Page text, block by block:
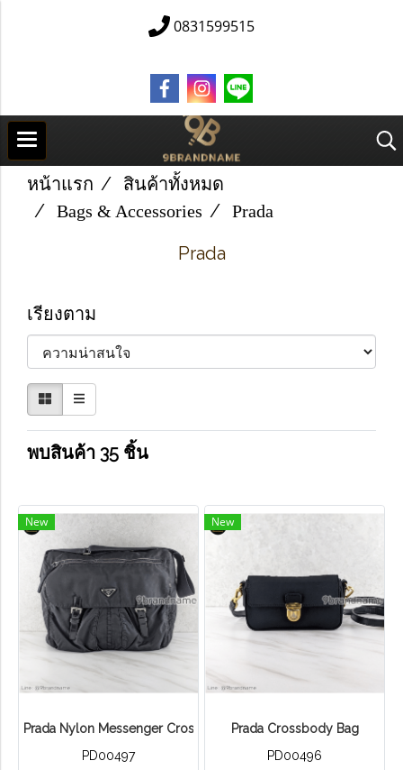
0831599515
หน้าแรก
สินค้าทั้งหมด
Bags & Accessories
Prada
Prada
เรียงตาม
พบสินค้า 35 ชิ้น
New
Prada Nylon Messenger Crossbody Bag
PD00497
New
Prada Crossbody Bag
PD00496